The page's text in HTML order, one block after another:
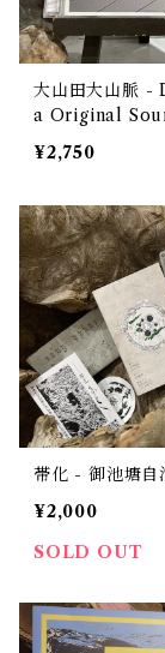
大山田大山脈 -
a Original
（CD）
¥2,750
帯化 - 御池塘自
¥2,000
SOLD OUT